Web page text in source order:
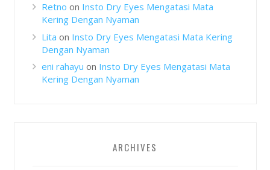
Retno on Insto Dry Eyes Mengatasi Mata
Kering Dengan Nyaman
Lita on Insto Dry Eyes Mengatasi Mata Kering
Dengan Nyaman
eni rahayu on Insto Dry Eyes Mengatasi Mata
Kering Dengan Nyaman
ARCHIVES